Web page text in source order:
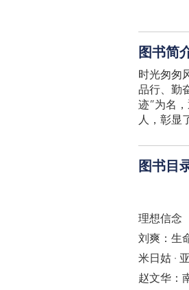
图书简
时光匆匆
品行、勤
迹”为名
人，彰显
图书目
理想信念
刘爽：生
米日姑 ·
赵文华：